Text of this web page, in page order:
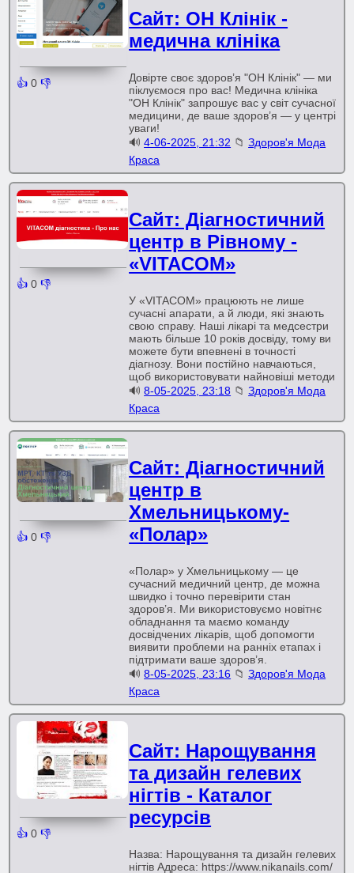
👍 0 👎
Сайт: ОН Клінік -
медична клініка
Довірте своє здоров’я "ОН Клінік" — ми
піклуємося про вас! Медична клініка
"ОН Клінік" запрошує вас у світ сучасної
медицини, де ваше здоров’я — у центрі
уваги!
🔊4-06-2025, 21:32 📁Здоров'я Мода
Краса
👍 0 👎
Сайт: Діагностичний
центр в Рівному -
«VITACOM»
У «VITACOM» працюють не лише
сучасні апарати, а й люди, які знають
свою справу. Наші лікарі та медсестри
мають більше 10 років досвіду, тому ви
можете бути впевнені в точності
діагнозу. Вони постійно навчаються,
щоб використовувати найновіші методи
🔊8-05-2025, 23:18 📁Здоров'я Мода
Краса
👍 0 👎
Сайт: Діагностичний
центр в
Хмельницькому-
«Полар»
«Полар» у Хмельницькому — це
сучасний медичний центр, де можна
швидко і точно перевірити стан
здоров’я. Ми використовуємо новітнє
обладнання та маємо команду
досвідчених лікарів, щоб допомогти
виявити проблеми на ранніх етапах і
підтримати ваше здоров’я.
🔊8-05-2025, 23:16 📁Здоров'я Мода
Краса
👍 0 👎
Сайт: Нарощування
та дизайн гелевих
нігтів - Каталог
ресурсів
Назва: Нарощування та дизайн гелевих
нігтів Адреса: https://www.nikanails.com/